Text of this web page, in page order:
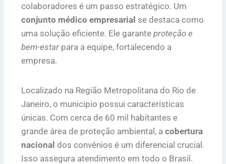
colaboradores é um passo estratégico. Um
conjunto médico empresarial se destaca como
uma solução eficiente. Ele garante proteção e
bem-estar para a equipe, fortalecendo a
empresa.
Localizado na Região Metropolitana do Rio de
Janeiro, o município possui características
únicas. Com cerca de 60 mil habitantes e
grande área de proteção ambiental, a cobertura
nacional dos convênios é um diferencial crucial.
Isso assegura atendimento em todo o Brasil.